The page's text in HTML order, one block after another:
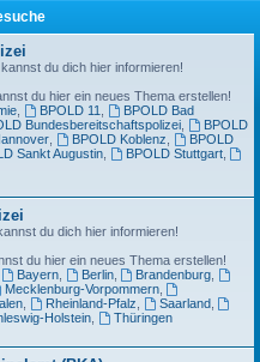
du dich hier informieren!
du hier ein neues Thema erstellen!
, BPOLD 11
BPOLD Bad
Bundesbereitschaftspolizei,
BPOLD
, BPOLD Koblenz
BPOLD
Sankt Augustin, BPOLD Stuttgart,
du dich hier informieren!
du hier ein neues Thema erstellen!
Bayern, Berlin, Brandenburg
Mecklenburg-Vorpommern,
, Rheinland-Pfalz Saarland,
Holstein,
Thüringen